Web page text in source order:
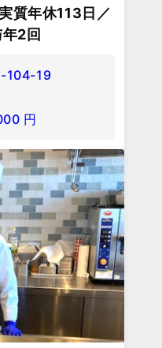
質年休113日／
2回
104-19
円